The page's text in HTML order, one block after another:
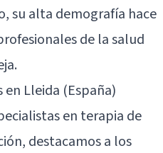
su alta demografía hace
de la salud
Lleida (España)
en terapia de
destacamos a los